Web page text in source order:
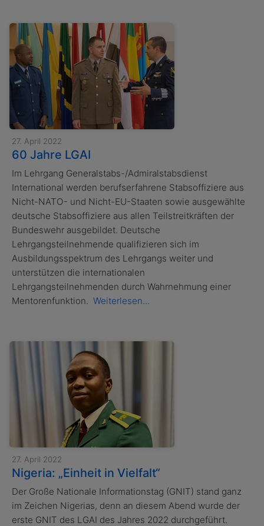
27. April 2022
60 Jahre LGAI
Im Lehrgang Generalstabs-/Admiralstabsdienst
International werden berufserfahrene Stabsoffiziere aus
Nicht-NATO- und Nicht-EU-Staaten sowie ausgewählte
deutsche Stabsoffiziere aus allen Teilstreitkräften der
Bundeswehr ausgebildet. Deutsche
Lehrgangsteilnehmende qualifizieren sich im
Ausbildungsspektrum des Lehrgangs weiter und
unterstützen die internationalen
Lehrgangsteilnehmenden durch Wahrnehmung einer
Mentorenfunktion. Weiterlesen...
27. April 2022
Nigeria: „Einheit in Vielfalt“
Der Große Nationale Informationstag (GNIT) stand ganz
im Zeichen Nigerias, denn an diesem Abend wurde der
erste GNIT des LGAI des Jahres 2022 durchgeführt.